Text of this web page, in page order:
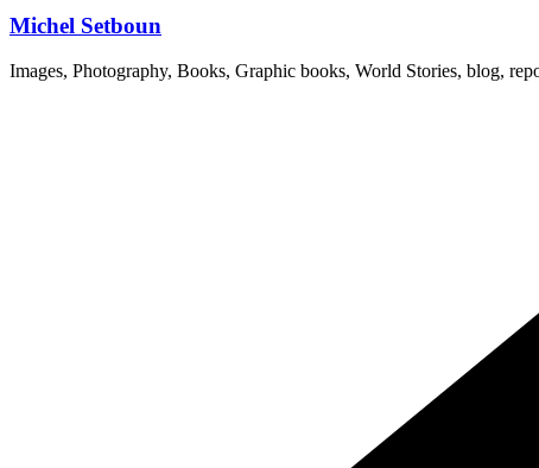
Michel Setboun
Images, Photography, Books, Graphic books, World Stories, blog,